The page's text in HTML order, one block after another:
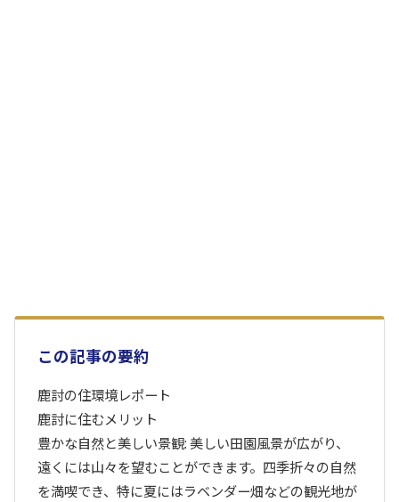
この記事の要約
鹿討の住環境レポート
鹿討に住むメリット
豊かな自然と美しい景観: 美しい田園風景が広がり、
遠くには山々を望むことができます。四季折々の自然
を満喫でき、特に夏にはラベンダー畑などの観光地が